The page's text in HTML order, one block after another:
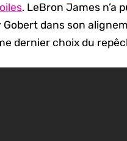
. LeBron James n’a
Gobert dans son
dernier choix du